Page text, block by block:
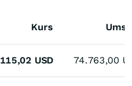
Kurs
115,02 USD 74.763,00